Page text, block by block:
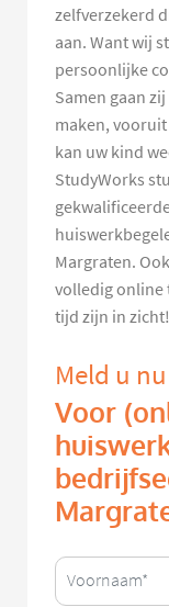
zelfverzekerd
aan. Want wij
persoonlijke
Samen gaan
maken,
kan uw kind
StudyWorks
Margraten.
volledig online
tijd zijn in zicht!
Meld u
Voor